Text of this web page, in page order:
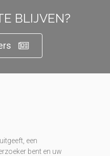
BLIJVEN?
een
bent en uw